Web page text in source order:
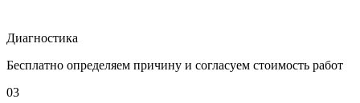
Диагностика
Бесплатно определяем причину и согласуем стоимость работ
03